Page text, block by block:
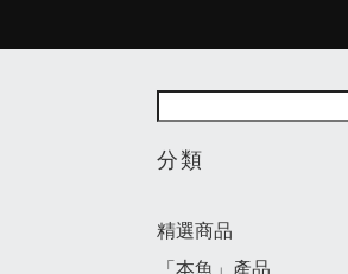
分類
精選商品
「本魚」產品